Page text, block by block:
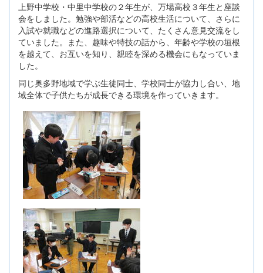
上野中学校・中里中学校の２年生が、万場高校３年生と座談
会をしました。勉強や部活などの高校生活について、さらに
入試や就職などの進路選択について、たくさん意見交流をし
ていました。また、趣味や特技の話から、年齢や学校の垣根
を越えて、お互いを知り、親睦を深める機会にもなっていま
した。
同じ奥多野地域で学ぶ生徒同士、学校同士が協力し合い、地
域全体で子供たちが成長できる環境を作っていきます。